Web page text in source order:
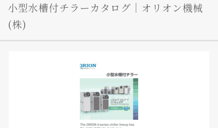
小型水槽付チラーカタログ｜オリオン機械
(株)